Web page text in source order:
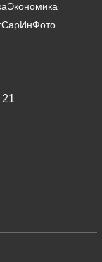
Экономика
СарИнФото
21